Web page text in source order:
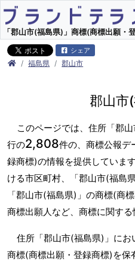
「郡山市(福島県)」商標(商標出願・
シェア
福島県
郡山市
郡山市
このページでは、住所「郡
行の2,808件の、商標公報デ
録商標)の情報を提供していま
ける市区町村、「郡山市(福島
「郡山市(福島県)」の商標(商
商標出願人など、商標に関する
住所「郡山市(福島県)」に
商標(商標出願・登録商標)を保